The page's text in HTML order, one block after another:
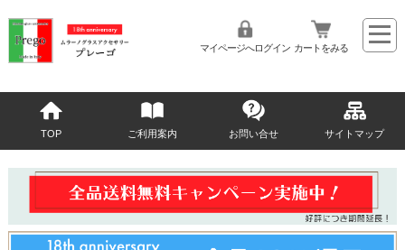
マイページへログイン カートをみる
TOP ご利用案内 お問い合せ サイトマップ